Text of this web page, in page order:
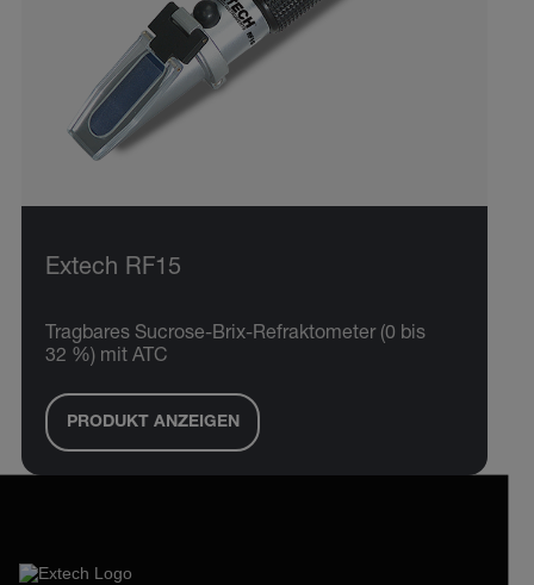
Extech RF15
Tragbares Sucrose-Brix-Refraktometer (0 bis
32 %) mit ATC
PRODUKT ANZEIGEN